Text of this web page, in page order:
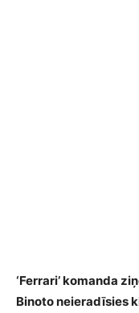
‘Ferrari’ komanda
Binoto neieradīsies